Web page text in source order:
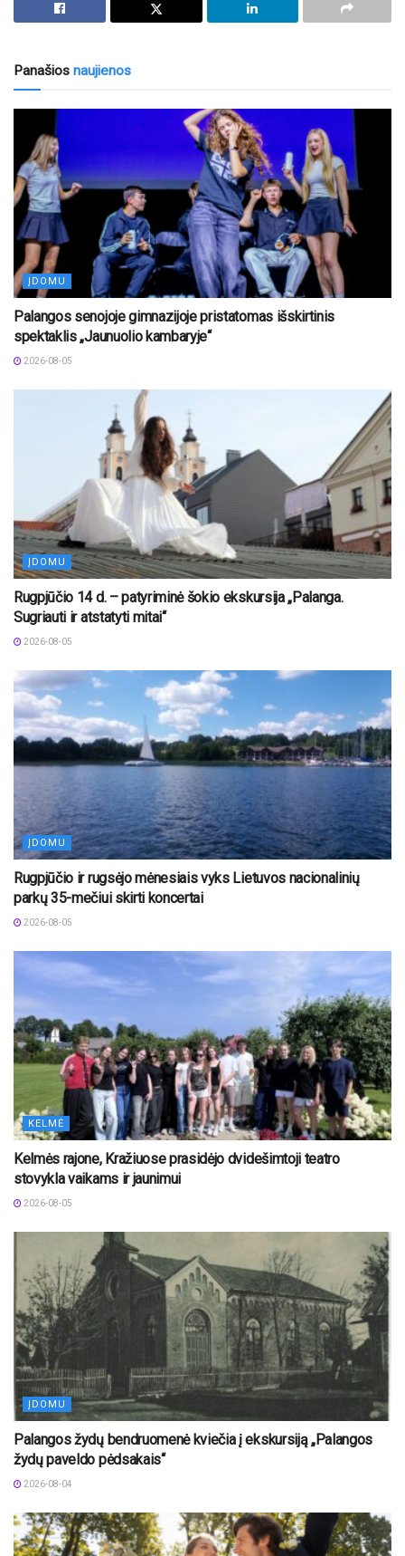
Panašios naujienos
ĮDOMU
Palangos senojoje gimnazijoje pristatomas išskirtinis
spektaklis „Jaunuolio kambaryje“
2026-08-05
ĮDOMU
Rugpjūčio 14 d. – patyriminė šokio ekskursija „Palanga.
Sugriauti ir atstatyti mitai“
2026-08-05
ĮDOMU
Rugpjūčio ir rugsėjo mėnesiais vyks Lietuvos nacionalinių
parkų 35-mečiui skirti koncertai
2026-08-05
KELMĖ
Kelmės rajone, Kražiuose prasidėjo dvidešimtoji teatro
stovykla vaikams ir jaunimui
2026-08-05
ĮDOMU
Palangos žydų bendruomenė kviečia į ekskursiją „Palangos
žydų paveldo pėdsakais“
2026-08-04